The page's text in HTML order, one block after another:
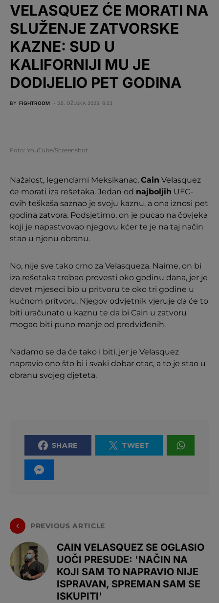
VELASQUEZ ĆE MORATI NA
SLUŽENJE ZATVORSKE
KAZNE: SUD U
KALIFORNIJI MU JE
DODIJELIO PET GODINA
BY FIGHTROOM 25. OŽUJKA 2025. 6:23
Foto: YouTube/Screenshot
Nažalost, legendarni Meksikanac, Cain Velasquez
će morati iza rešetaka. Jedan od najboljih UFC-
ovih teškaša saznao je svoju kaznu, a ona iznosi pet
godina zatvora. Podsjetimo, on je pucao na čovjeka
koji je napastvovao njegovu kćer te je na taj način
stao u njenu obranu.
No, nije sve tako crno za Velasqueza. Naime, on bi
iza rešetaka trebao provesti oko godinu dana, jer je
devet mjeseci bio u pritvoru te oko tri godine u
kućnom pritvoru. Njegov odvjetnik vjeruje da će to
biti uračunato u kaznu te da bi Cain u zatvoru
mogao biti puno manje od predviđenih.
Nadamo se da će tako i biti, jer je Velasquez
napravio ono što bi i svaki dobar otac, a to je stao u
obranu svojeg djeteta.
SHARE TWEET
PREVIOUS ARTICLE
CAIN VELASQUEZ SE OGLASIO
UOČI PRESUDE: 'NAČIN NA
KOJI SAM TO NAPRAVIO NIJE
ISPRAVAN, SPREMAN SAM SE
ISKUPITI'